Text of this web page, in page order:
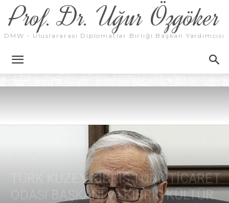
Prof. Dr. Uğur Özgöker
DMW - Uluslararası Diplomatlar Birliği Başkan Yardımcısı
TÜRK KUZEY KIBRIS TÜRK TİCARET
ODASI BAŞKANI ve KIBRIS KÜLTÜR